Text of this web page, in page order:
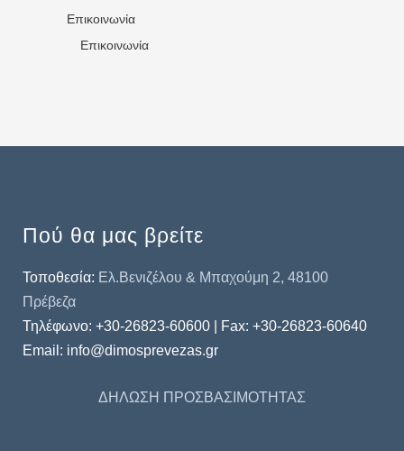
Επικοινωνία
Επικοινωνία
Πού θα μας βρείτε
Τοποθεσία: Ελ.Βενιζέλου & Μπαχούμη 2, 48100
Πρέβεζα
Τηλέφωνo: +30-26823-60600 | Fax: +30-26823-60640
Email: info@dimosprevezas.gr
ΔΗΛΩΣΗ ΠΡΟΣΒΑΣΙΜΟΤΗΤΑΣ